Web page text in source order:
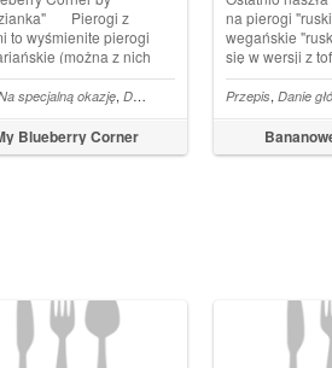
Pierogi z
to wyśmienite pierogi
(można z nich
wegańskie
masło na olej
ze Przeczytaj cały
Post Pierogi z kurkami
Blueberry Corner
specjalną okazję, Dania główne Szybko i smacznie,
na pierogi
wegańskie
się w wersji z
białego sera -
odpocząć od
ostatnio
się na naszym
Wpadliśmy
Przepis, Danie